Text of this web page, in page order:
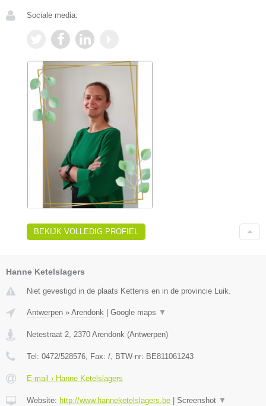
Sociale media:
BEKIJK VOLLEDIG PROFIEL
Hanne Ketelslagers
Niet gevestigd in de plaats Kettenis en in de provincie Luik.
Antwerpen » Arendonk Google maps ▼
Netestraat 2, 2370 Arendonk (Antwerpen)
Tel: 0472/528576, Fax: /, BTW-nr: BE811061243
E-mail › Hanne Ketelslagers
Website: http://www.hanneketelslagers.be Screenshot ▼